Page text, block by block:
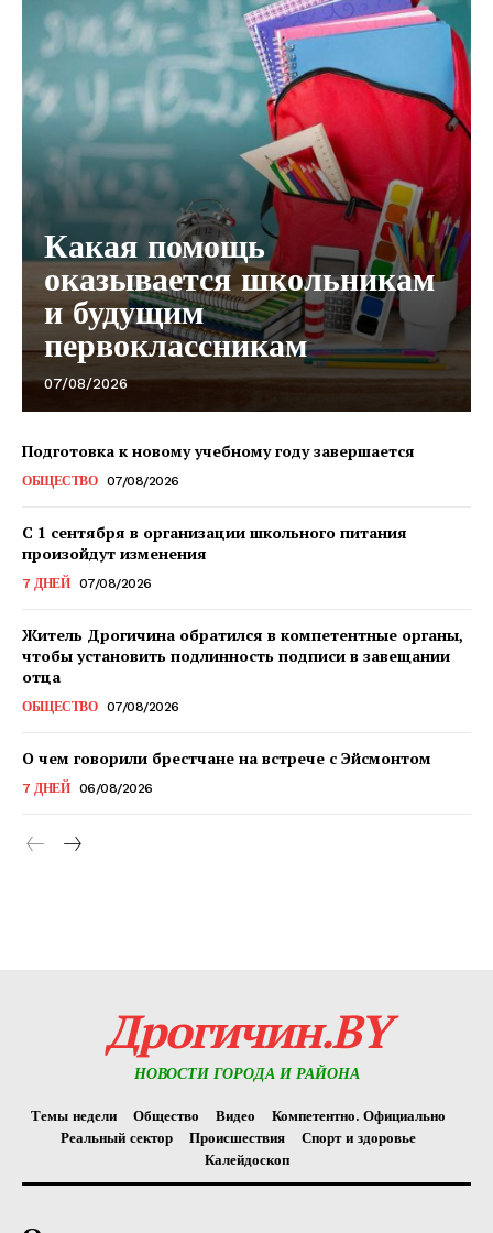
Редакция "ДВ"
Какая помощь
оказывается школьникам
и будущим
первоклассникам
07/08/2026
Подготовка к новому учебному году завершается
ОБЩЕСТВО 07/08/2026
С 1 сентября в организации школьного питания
произойдут изменения
7 ДНЕЙ 07/08/2026
Житель Дрогичина обратился в компетентные органы,
чтобы установить подлинность подписи в завещании
отца
ОБЩЕСТВО 07/08/2026
О чем говорили брестчане на встрече с Эйсмонтом
7 ДНЕЙ 06/08/2026
Дрогичин.BY
НОВОСТИ ГОРОДА И РАЙОНА
Темы недели Общество Видео
Компетентно. Официально
Реальный сектор
Происшествия
Спорт и здоровье
Калейдоскоп